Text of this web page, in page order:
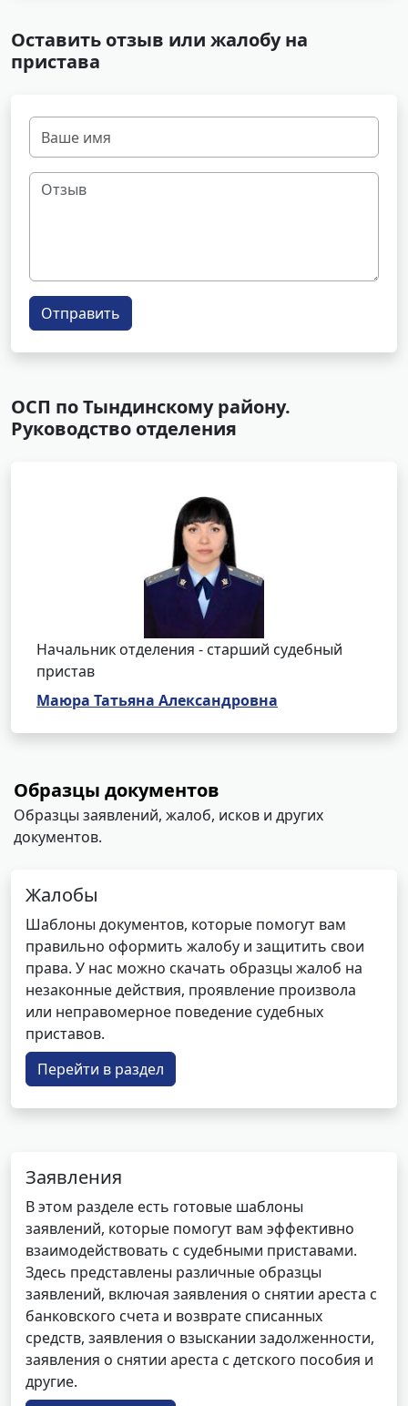
Оставить отзыв или жалобу на
пристава
Отправить
ОСП по Тындинскому району.
Руководство отделения
Начальник отделения - старший судебный
пристав
Маюра Татьяна Александровна
Образцы документов
Образцы заявлений, жалоб, исков и других
документов.
Жалобы
Шаблоны документов, которые помогут вам
правильно оформить жалобу и защитить свои
права. У нас можно скачать образцы жалоб на
незаконные действия, проявление произвола
или неправомерное поведение судебных
приставов.
Перейти в раздел
Заявления
В этом разделе есть готовые шаблоны
заявлений, которые помогут вам эффективно
взаимодействовать с судебными приставами.
Здесь представлены различные образцы
заявлений, включая заявления о снятии ареста с
банковского счета и возврате списанных
средств, заявления о взыскании задолженности,
заявления о снятии ареста с детского пособия и
другие.